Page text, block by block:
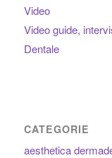
Video
Video guide,
Dentale
CATEGORIE
aesthetica